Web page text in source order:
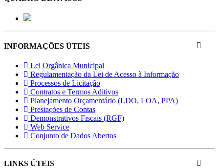
INFORMAÇÕES ÚTEIS
Lei Orgânica Municipal
Regulamentação da Lei de Acesso à Informação
Processos de Licitação
Contratos e Termos Aditivos
Planejamento Orçamentário (LDO, LOA, PPA)
Prestações de Contas
Demonstrativos Fiscais (RGF)
Web Service
Conjunto de Dados Abertos
LINKS ÚTEIS